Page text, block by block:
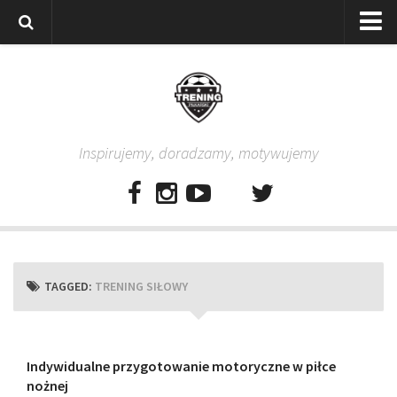
Rodzice
Aplikacja Pro Training – Trening Piłkarski
Inspirujemy, doradzamy, motywujemy
TAGGED: TRENING SIŁOWY
Indywidualne przygotowanie motoryczne w piłce
nożnej